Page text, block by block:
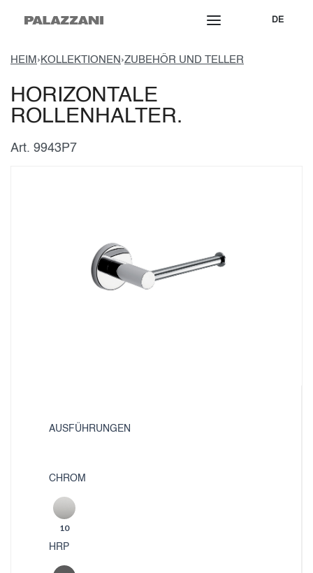
DE
HEIM › KOLLEKTIONEN ›ZUBEHÖR UND TELLER
HORIZONTALE
ROLLENHALTER.
Art. 9943P7
AUSFÜHRUNGEN
CHROM
10
HRP